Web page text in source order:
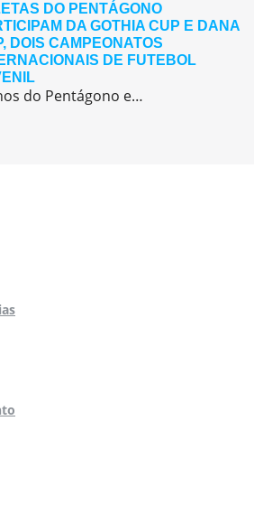
DO PENTÁGONO
DA GOTHIA CUP E DANA
DOIS CAMPEONATOS
DE FUTEBOL
Alunos do Pentágono embarcaram para a Europa, onde participaram de duas das maiores competições internacionais de futebol juvenil